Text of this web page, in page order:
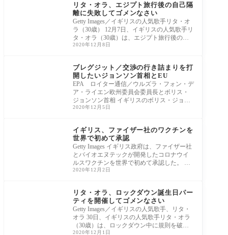
リタ・オラ、エジプト旅行後の自己隔
離に失敗してゴメンなさい
Getty Images／イギリスの人気歌手リタ・オ
ラ（30歳） 12月7日、イギリスの人気歌手リ
タ・オラ（30歳）は、エジプト旅行後の自
己隔離に
2020年12月8日
ブレグジット／交渉の行き詰まりを打
開したいジョンソン首相とEU
EPA ロイター通信／ウルズラ・フォン・デ
ア・ライエン欧州委員会委員長とボリス・
ジョンソン首相 イギリスのボリス・ジョン
ソン
2020年12月5日
イギリス、ファイザー社のワクチンを
世界で初めて承認
Getty Images イギリス政府は、ファイザー社
とバイオエヌテックが開発したコロナウイ
ルスワクチンを世界で初めて承認した。 医
薬品・
2020年12月2日
リタ・オラ、ロックダウン誕生日パー
ティを開催してゴメンなさい
Getty Images／イギリスの人気歌手、リタ・
オラ 30日、イギリスの人気歌手リタ・オラ
（30歳）は、ロックダウン中に規則を破っ
て誕生日
2020年12月1日